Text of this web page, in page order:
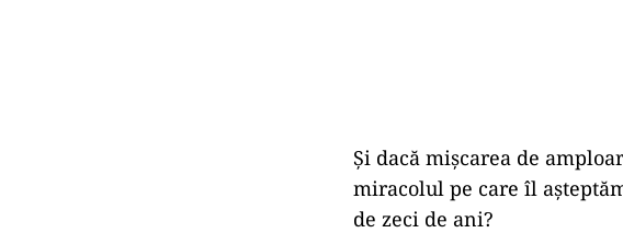
Și dacă mișcarea de
miracolul pe care îl
de zeci de ani?